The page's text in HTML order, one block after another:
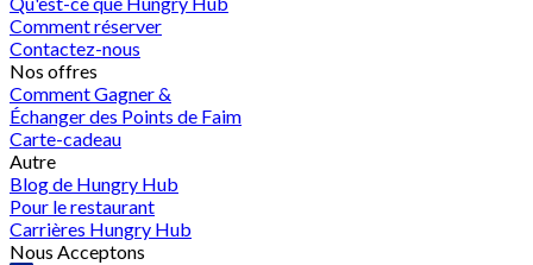
Comment réserver
Contactez-nous
Nos offres
Comment Gagner &
Échanger des Points de Faim
Carte-cadeau
Autre
Blog de Hungry Hub
Pour le restaurant
Carrières Hungry Hub
Nous Acceptons